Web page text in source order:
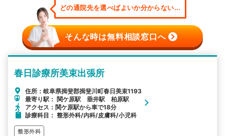
どの通院先を選べばよいか分からない...
そんな時は無料相談窓口へ
春日診療所美束出張所
住所：岐阜県揖斐郡揖斐川町春日美束1193
最寄り駅： 関ケ原駅 垂井駅 柏原駅
アクセス：関ケ原駅から車で18分
診療科目： 整形外科/内科/皮膚科/小児科
整形外科